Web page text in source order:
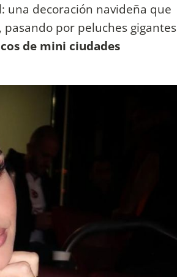
una decoración navideña que
por peluches gigantes
de mini ciudades